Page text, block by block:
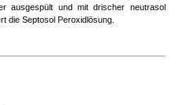
ausgespült und mit drischer neutrasol
die Septosol Peroxidlösung.